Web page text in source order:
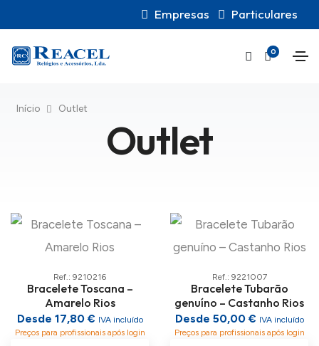
Empresas Particulares
0
Início Outlet
Outlet
Ref.: 9210216
Bracelete Toscana –
Amarelo Rios
Desde 17,80 € IVA incluído
Preços para profissionais após login
Ref.: 9221007
Bracelete Tubarão
genuíno – Castanho Rios
Desde 50,00 € IVA incluído
Preços para profissionais após login